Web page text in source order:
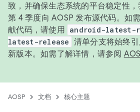
致，并确保生态系统的平台稳定性
第 4 季度向 AOSP 发布源代码。如
献代码，请使用 android-latest-
latest-release 清单分支将始终
新版本。如需了解详情，请参阅
AOSP 文档 核心主题